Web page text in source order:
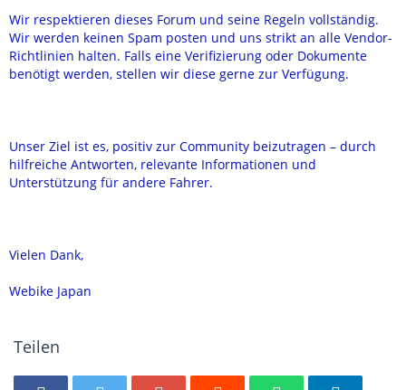
Wir respektieren dieses Forum und seine Regeln vollständig.
Wir werden keinen Spam posten und uns strikt an alle Vendor-
Richtlinien halten. Falls eine Verifizierung oder Dokumente
benötigt werden, stellen wir diese gerne zur Verfügung.
Unser Ziel ist es, positiv zur Community beizutragen – durch
hilfreiche Antworten, relevante Informationen und
Unterstützung für andere Fahrer.
Vielen Dank,
Webike Japan
Teilen